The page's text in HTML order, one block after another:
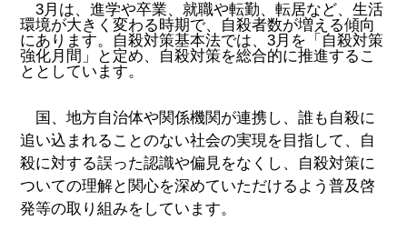
3月は、進学や卒業、就職や転勤、転居など、生活
環境が大きく変わる時期で、自殺者数が増える傾向
にあります。自殺対策基本法では、3月を「自殺対策
強化月間」と定め、自殺対策を総合的に推進するこ
ととしています。
国、地方自治体や関係機関が連携し、誰も自殺に
追い込まれることのない社会の実現を目指して、自
殺に対する誤った認識や偏見をなくし、自殺対策に
ついての理解と関心を深めていただけるよう普及啓
発等の取り組みをしています。